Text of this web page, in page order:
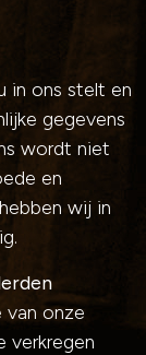
in ons stelt en
gegevens
wordt niet
en
wij in
onze
verkregen